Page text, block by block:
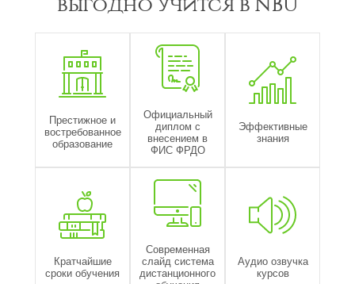
Престижное и
востребованное
образование
Официальный
диплом с
внесением в
ФИС ФРДО
Эффективные
знания
Кратчайшие
сроки обучения
Современная
слайд система
дистанционного
Аудио озвучка
курсов